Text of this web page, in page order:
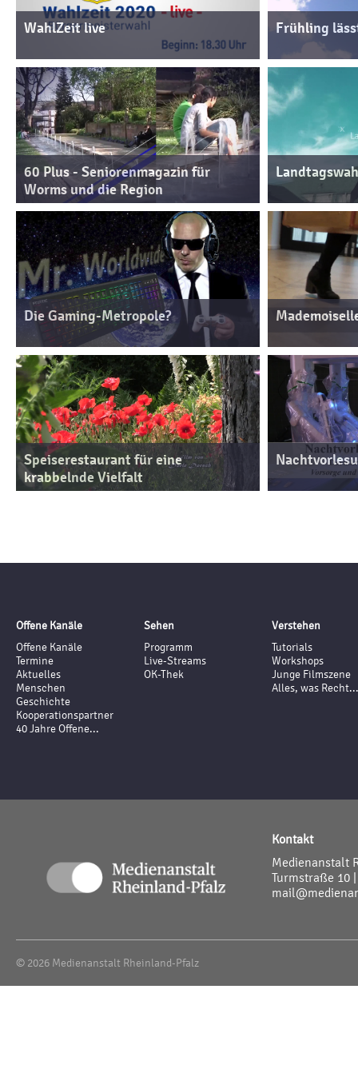
WahlZeit live Frühling
60 Plus - Seniorenmagazin für
Worms und die Region
Die Gaming-Metropole?
Speiserestaurant für eine
krabbelnde Vielfalt
Offene Kanäle
Offene Kanäle
Termine
Aktuelles
Menschen
Geschichte
Kooperationspartner
40 Jahre Offene...
Sehen
Programm
Live-Streams
OK-Thek
Verstehen
Tutorials
Workshops
Junge Filmszene
Alles, was Recht...
Kontakt
Medienanstalt
Turmstraße 10
© 2026 Medienanstalt Rheinland-Pfalz